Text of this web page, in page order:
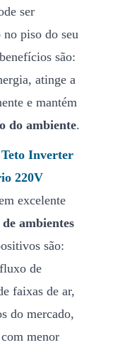
ser
piso do seu
são:
atinge a
e mantém
do ambiente.
Inverter
220V
excelente
ambientes
são:
de
faixas de ar,
do mercado,
menor